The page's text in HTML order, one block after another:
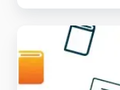
dan
40